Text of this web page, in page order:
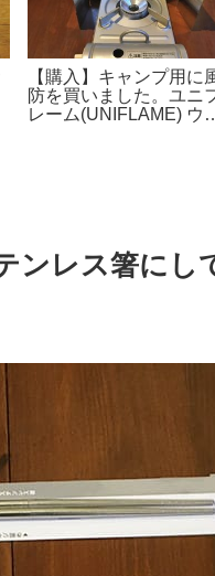
【購入】キャンプ用に
防を買いました。ユニ
レーム(UNIFLAME) ウ
レス箸にし